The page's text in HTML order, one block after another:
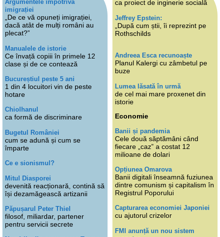
Argumentele împotriva
imigrației
„De ce vă opuneți imigrației,
dacă atât de mulți români au
plecat?”
Manualele de istorie
Ce învață copiii în primele 12
clase și de ce contează
Bucureștiul peste 5 ani
1 din 4 locuitori vin de peste
hotare
Chiolhanul
ca formă de discriminare
Bugetul României
cum se adună și cum se
împarte
Ce e sionismul?
Mitul Diasporei
devenită reacționară, contină să
își dezamăgească artizanii
Păpușarul Peter Thiel
filosof, miliardar, partener
pentru servicii secrete
ca proiect de inginerie socială
Jeffrey Epstein:
„După cum știi, îi reprezint pe
Rothschilds
Andreea Esca recunoaște
Planul Kalergi cu zâmbetul pe
buze
Lumea lăsată în urmă
de cel mai mare proxenet din
istorie
Economie
Banii și pandemia
Cele două săptămâni când
fiecare „caz” a costat 12
milioane de dolari
Opțiunea Omarova
Banii digitali înseamnă fuziunea
dintre comunism și capitalism în
Registrul Poporului
Capturarea economiei Japoniei
cu ajutorul crizelor
FMI anunță un nou sistem